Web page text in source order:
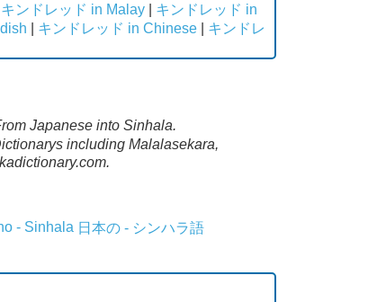
キンドレッド in Malay
キンドレッド in
キンドレッド in Chinese
キンドレ
Japanese into Sinhala.
including Malalasekara,
- Sinhala 日本の - シンハラ語